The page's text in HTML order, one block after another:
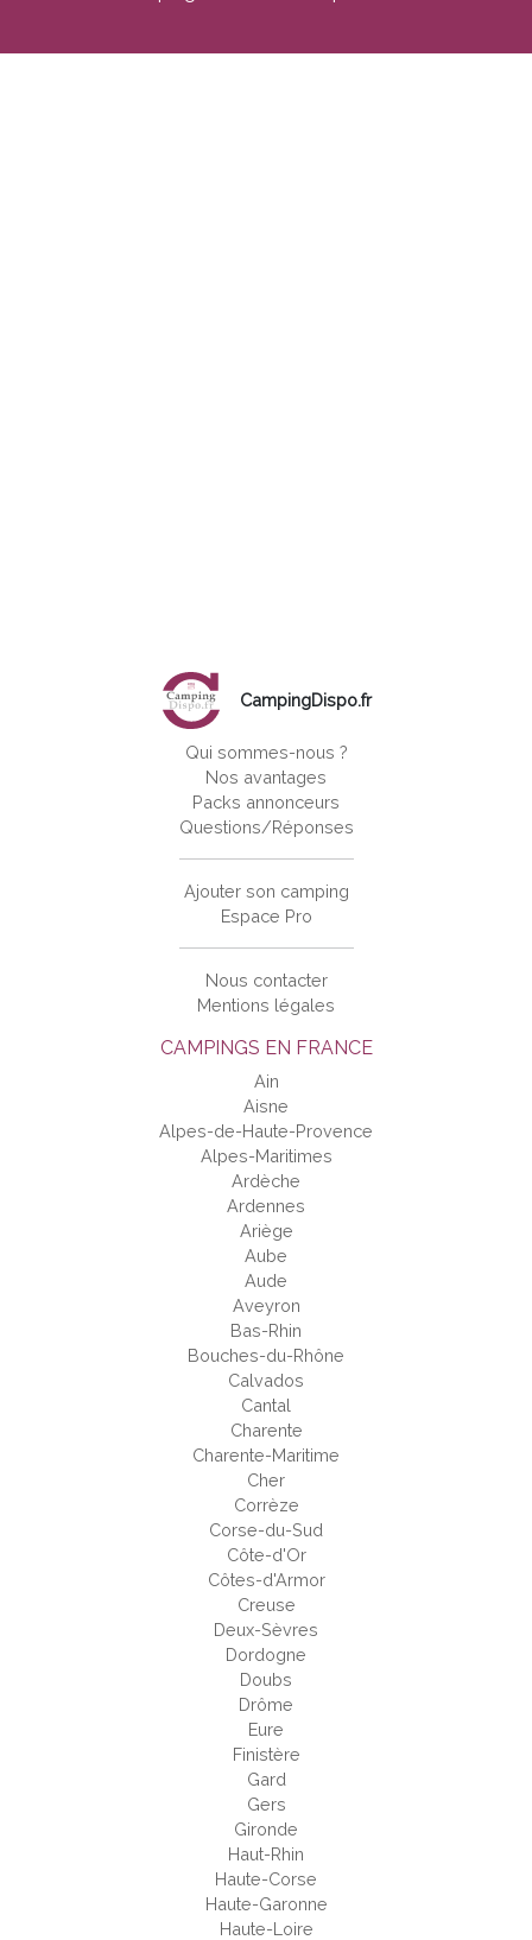
CAMPINGS EN FRANCE
Ain
Aisne
Alpes-de-Haute-Provence
Alpes-Maritimes
Ardèche
Ardennes
Ariège
Aube
Aude
Aveyron
Bas-Rhin
Bouches-du-Rhône
Calvados
Cantal
Charente
Charente-Maritime
Cher
Corrèze
Corse-du-Sud
Côte-d'Or
Côtes-d'Armor
Creuse
Deux-Sèvres
Dordogne
Doubs
Drôme
Eure
Finistère
Gard
Gers
Gironde
Haut-Rhin
Haute-Corse
Haute-Garonne
Haute-Loire
CampingDispo.fr
Qui sommes-nous ?
Nos avantages
Packs annonceurs
Questions/Réponses
Ajouter son camping
Espace Pro
Nous contacter
Mentions légales